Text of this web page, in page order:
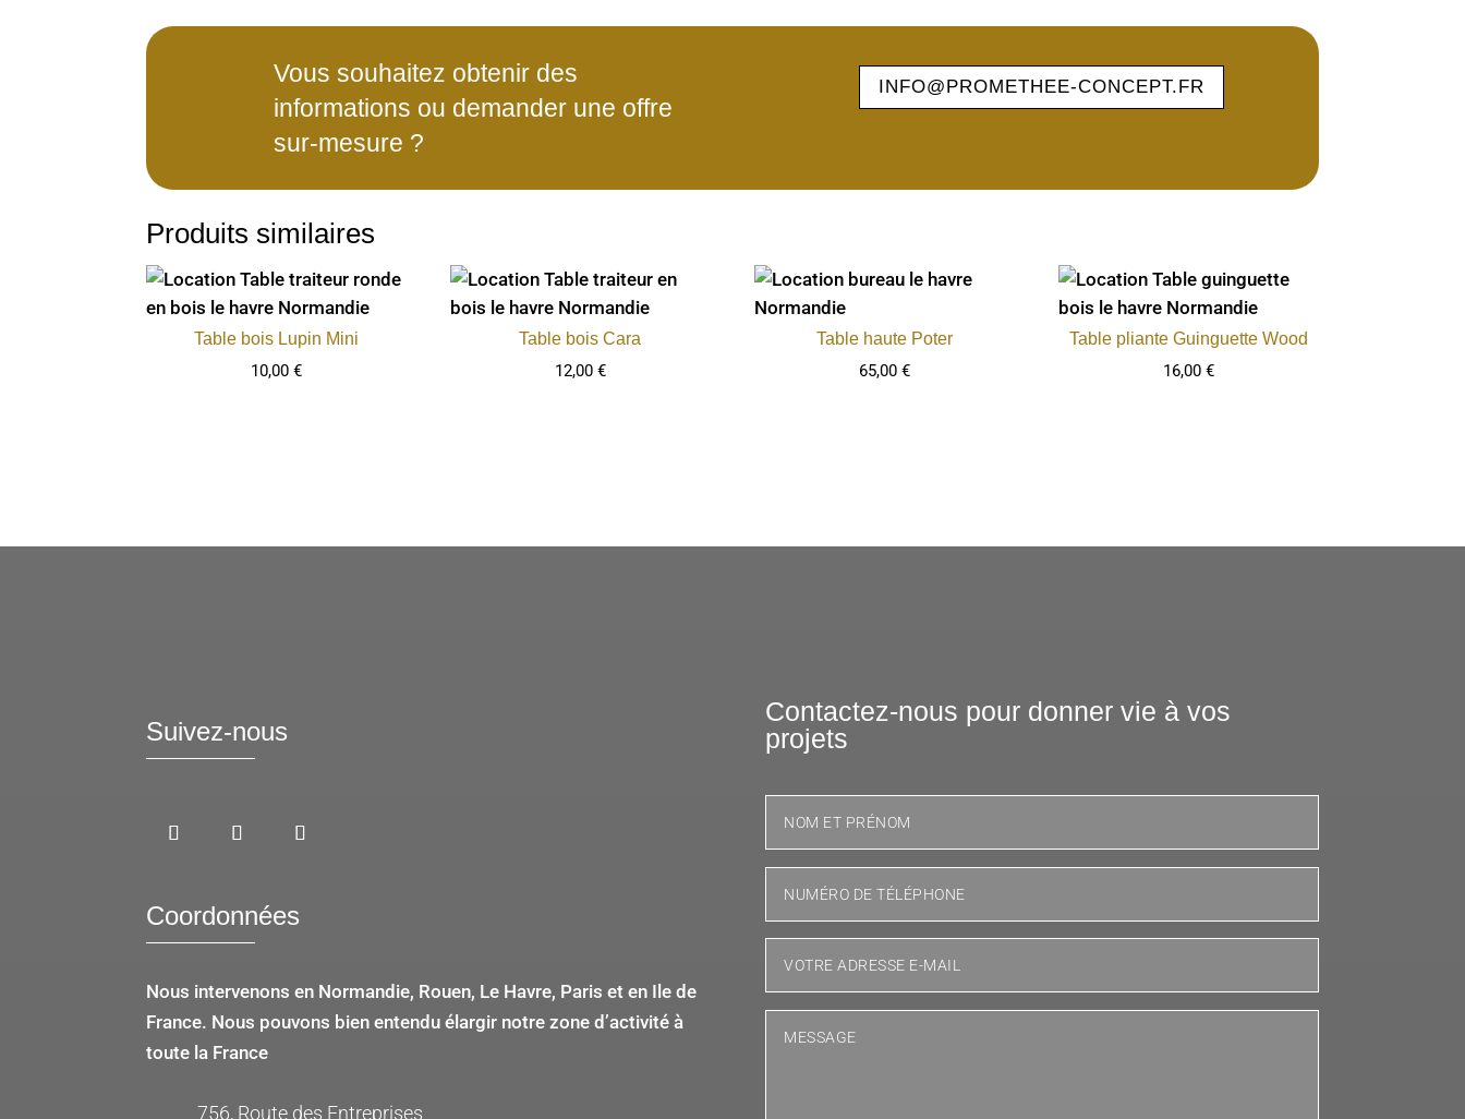
Vous souhaitez obtenir des
informations ou demander une offre
sur-mesure ?
INFO@PROMETHEE-CONCEPT.FR
Produits similaires
Table bois Lupin Mini
10,00 €
Table bois Cara
12,00 €
Table haute Poter
65,00 €
Table pliante Guinguette Wood
16,00 €
Suivez-nous
Coordonnées
Nous intervenons en Normandie, Rouen, Le Havre, Paris et en Ile de
France. Nous pouvons bien entendu élargir notre zone d’activité à
toute la France
756, Route des Entreprises
Contactez-nous pour donner vie à vos
projets